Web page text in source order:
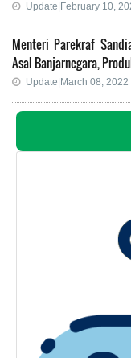
Update|February 10,
Menteri Parekraf
Asal Banjarnegara,
Update|March 08, 2022